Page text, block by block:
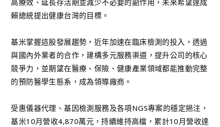
賴總統提出健康台灣的目標。
基米掌握這股發展趨勢，近年加速在臨床檢測的投入，透過
與國內外業者的合作，建構多元服務渠道，提升公司的核心
競爭力，並期望在醫療、保險、健康產業領域都能推動完整
的預防醫學生態系，成為領導廠商。
受惠儀器代理、基因檢測服務及各項NGS專案的穩定挹注，
基米10月營收4,870萬元，持續維持高檔，累計10月營收達